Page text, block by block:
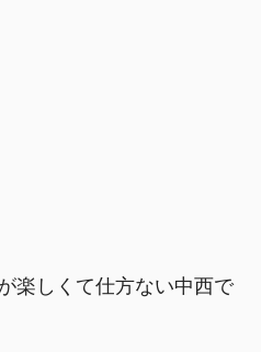
楽しくて仕方ない中西で